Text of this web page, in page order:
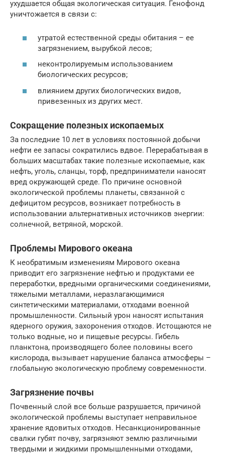
ухудшается общая экологическая ситуация. Генофонд
уничтожается в связи с:
утратой естественной среды обитания – ее
загрязнением, вырубкой лесов;
неконтролируемым использованием
биологических ресурсов;
влиянием других биологических видов,
привезенных из других мест.
Сокращение полезных ископаемых
За последние 10 лет в условиях постоянной добычи
нефти ее запасы сократились вдвое. Перерабатывая в
больших масштабах такие полезные ископаемые, как
нефть, уголь, сланцы, торф, предприниматели наносят
вред окружающей среде. По причине основной
экологической проблемы планеты, связанной с
дефицитом ресурсов, возникает потребность в
использовании альтернативных источников энергии:
солнечной, ветряной, морской.
Проблемы Мирового океана
К необратимым изменениям Мирового океана
приводит его загрязнение нефтью и продуктами ее
переработки, вредными органическими соединениями,
тяжелыми металлами, неразлагающимися
синтетическими материалами, отходами военной
промышленности. Сильный урон наносят испытания
ядерного оружия, захоронения отходов. Истощаются не
только водные, но и пищевые ресурсы. Гибель
планктона, производящего более половины всего
кислорода, вызывает нарушение баланса атмосферы –
глобальную экологическую проблему современности.
Загрязнение почвы
Почвенный слой все больше разрушается, причиной
экологической проблемы выступает неправильное
хранение ядовитых отходов. Несанкционированные
свалки губят почву, загрязняют землю различными
твердыми и жидкими промышленными отходами,